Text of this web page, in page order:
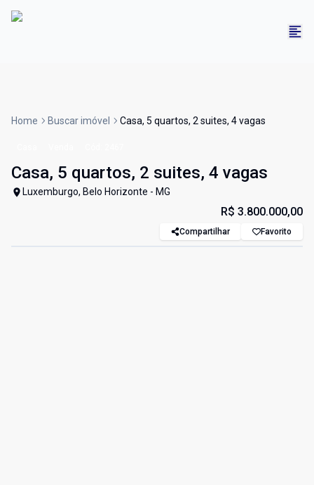
Home Buscar imóvel Casa, 5 quartos, 2 suites, 4 vagas
Casa, 5 quartos, 2 suites, 4 vagas
Luxemburgo, Belo Horizonte - MG
R$ 3.800.000,00
Compartilhar Favorito